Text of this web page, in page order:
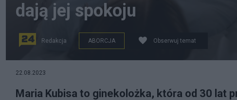
dają jej spokoju
Redakcja ABORCJA Obserwuj temat
22.08.2023
Maria Kubisa to ginekolożka, która od 30 lat